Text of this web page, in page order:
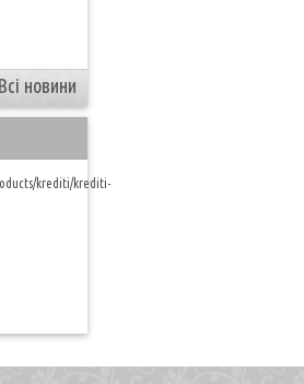
Всі новини
krediti/krediti-